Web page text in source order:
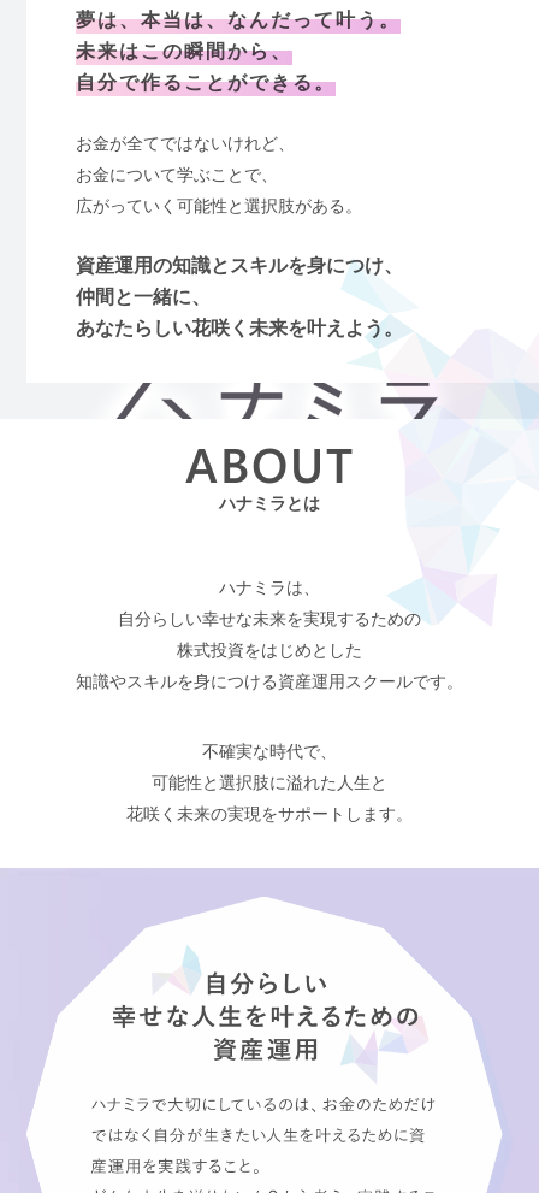
夢は、本当は、なんだって叶う。
未来はこの瞬間から、
自分で作ることができる。
お金が全てではないけれど、
お金について学ぶことで、
広がっていく可能性と選択肢がある。
資産運用の知識とスキルを身につけ、
仲間と一緒に、
あなたらしい花咲く未来を叶えよう。
ABOUT
ハナミラとは
ハナミラは、
自分らしい幸せな未来を実現するための
株式投資をはじめとした
知識やスキルを身につける資産運用スクールです。
不確実な時代で、
可能性と選択肢に溢れた人生と
花咲く未来の実現をサポートします。